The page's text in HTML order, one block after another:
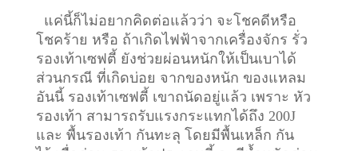
แค่นี้ก็ไม่อยากคิดต่อแล้วว่า จะโชคดีหรือ
โชคร้าย หรือ ถ้าเกิดไฟฟ้าจากเครื่องจักร รั่ว
รองเท้าเซฟตี้ ยังช่วยผ่อนหนักให้เป็นเบาได้
ส่วนกรณี ที่เกิดบ่อย จากของหนัก ของแหลม
อันนี้ รองเท้าเซฟตี้ เขาถนัดอยู่แล้ว เพราะ หัว
รองเท้า สามารถรับแรงกระแทกได้ถึง 200J
และ พื้นรองเท้า กันทะลุ โดยมีพื้นเหล็ก กัน